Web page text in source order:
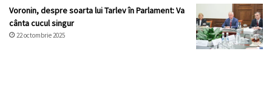
Voronin, despre soarta lui Tarlev în Parlament: Va
cânta cucul singur
22 octombrie 2025